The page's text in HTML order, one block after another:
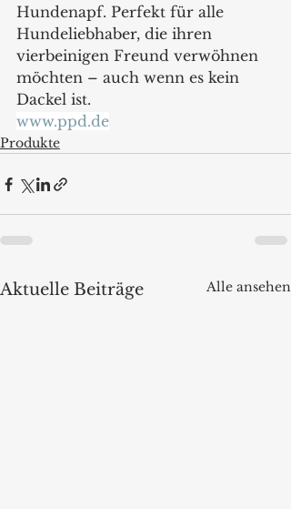
Hundenapf. Perfekt für alle
Hundeliebhaber, die ihren
vierbeinigen Freund verwöhnen
möchten – auch wenn es kein
Dackel ist.
www.ppd.de
Produkte
Aktuelle Beiträge Alle ansehen